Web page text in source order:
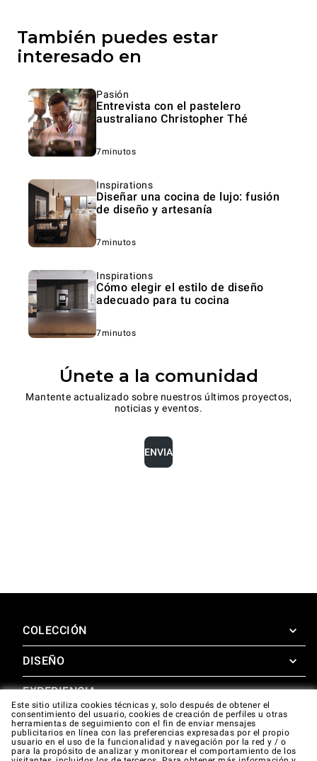
También puedes estar
interesado en
Pasión
Entrevista con el pastelero
australiano Christopher Thé
7minutos
Inspirations
Diseñar una cocina de lujo: fusión
de diseño y artesanía
7minutos
Inspirations
Cómo elegir el estilo de diseño
adecuado para tu cocina
7minutos
Únete a la comunidad
Mantente actualizado sobre nuestros últimos proyectos,
noticias y eventos.
ENVIA
COLECCIÓN
SuperOven
Accesorios
DISEÑO
Design Lounge
Descargas
EXPERIENCIA
SuperOven Experience
Unox Casa App
APOYO
Garantía
Este sitio utiliza cookies técnicas y, solo después de obtener el
consentimiento del usuario, cookies de creación de perfiles u otras
herramientas de seguimiento con el fin de enviar mensajes
publicitarios en línea con las preferencias expresadas por el propio
usuario en el uso de la funcionalidad y navegación por la red y / o
para la propósito de analizar y monitorear el comportamiento de los